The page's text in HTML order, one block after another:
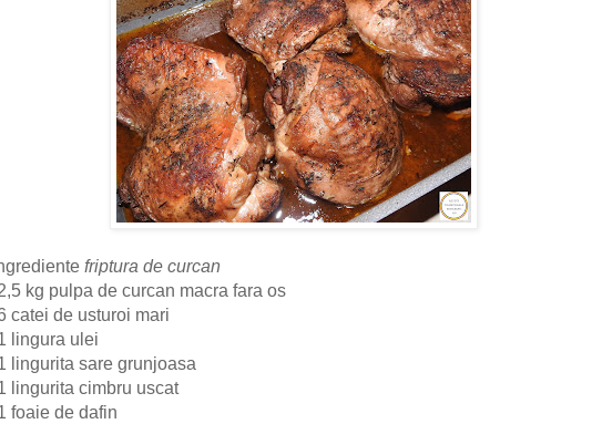
friptura de curcan
kg pulpa de curcan macra fara os
catei de usturoi mari
lingura ulei
lingurita sare grunjoasa
lingurita cimbru uscat
foaie de dafin